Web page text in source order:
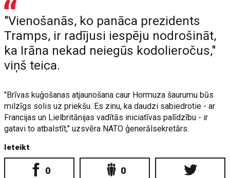
"Vienošanās, ko panāca prezidents
Tramps, ir radījusi iespēju nodrošināt,
ka Irāna nekad neiegūs kodolieročus,"
viņš teica.
"Brīvas kuģošanas atjaunošana caur Hormuza šaurumu būs
milzīgs solis uz priekšu. Es zinu, ka daudzi sabiedrotie - ar
Francijas un Lielbritānijas vadītās iniciatīvas palīdzību - ir
gatavi to atbalstīt," uzsvēra NATO ģenerālsekretārs.
Ieteikt
0 0